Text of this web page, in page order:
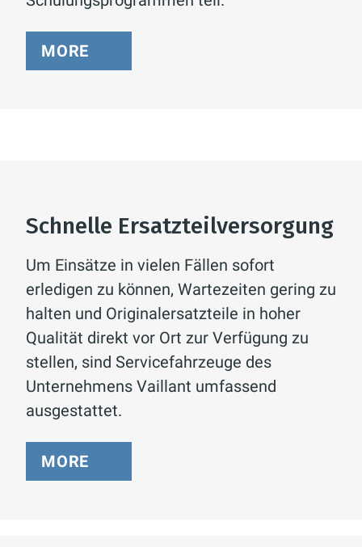
MORE
Schnelle Ersatzteilversorgung
Um Einsätze in vielen Fällen sofort
erledigen zu können, Wartezeiten gering zu
halten und Originalersatzteile in hoher
Qualität direkt vor Ort zur Verfügung zu
stellen, sind Servicefahrzeuge des
Unternehmens Vaillant umfassend
ausgestattet.
MORE